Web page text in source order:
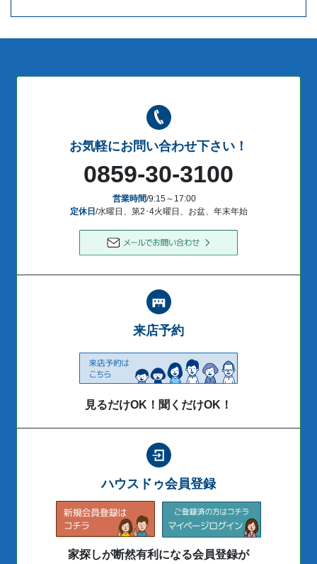
お気軽にお問い合わせ下さい！
0859-30-3100
営業時間/9:15～17:00
定休日 /水曜日、第2･4火曜日、お盆、年末年始
来店予約
見るだけOK！聞くだけOK！
ハウスドゥ会員登録
家探しが断然有利になる会員登録が